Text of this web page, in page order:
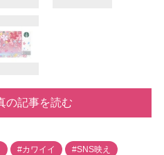
の記事を読む
#カワイイ #SNS映え